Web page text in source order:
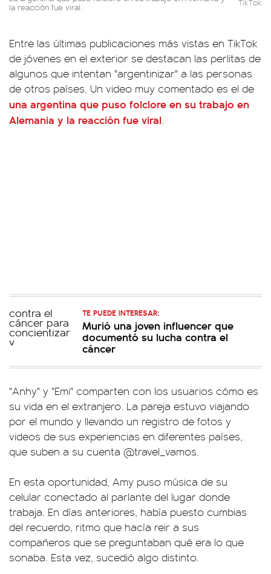
la reacción fue viral.
Entre las últimas publicaciones más vistas en TikTok
de jóvenes en el exterior se destacan las perlitas de
algunos que intentan "argentinizar" a las personas
de otros países. Un video muy comentado es el de
una argentina que puso folclore en su trabajo en
Alemania y la reacción fue viral.
TE PUEDE INTERESAR:
Murió una joven influencer que
documentó su lucha contra el
cáncer
"Anhy" y "Emi" comparten con los usuarios cómo es
su vida en el extranjero. La pareja estuvo viajando
por el mundo y llevando un registro de fotos y
videos de sus experiencias en diferentes países,
que suben a su cuenta @travel_vamos.
En esta oportunidad, Amy puso música de su
celular conectado al parlante del lugar donde
trabaja. En días anteriores, había puesto cumbias
del recuerdo, ritmo que hacía reir a sus
compañeros que se preguntaban qué era lo que
sonaba. Esta vez, sucedió algo distinto.